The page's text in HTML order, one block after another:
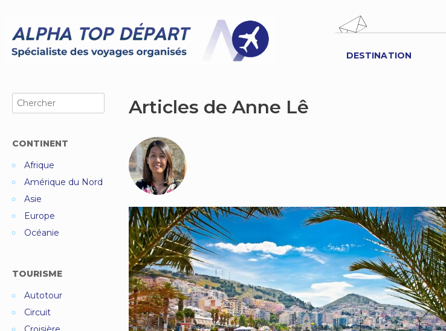
content
DESTINATION
Articles de Anne Lê
Search
for:
CONTINENT
Afrique
Amérique du Nord
Asie
Europe
Océanie
TOURISME
Autotour
Circuit